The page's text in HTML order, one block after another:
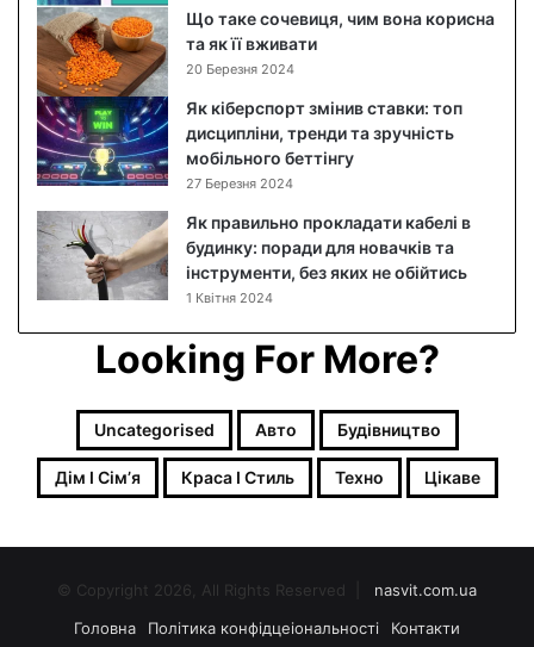
п
о
к
р
о
к
о
в
и
й
р
е
е
о
Що таке сочевиця, чим вона корисна
та як її вживати
20 Березня 2024
Як кіберспорт змінив ставки: топ
дисципліни, тренди та зручність
мобільного беттінгу
27 Березня 2024
Як правильно прокладати кабелі в
будинку: поради для новачків та
інструменти, без яких не обійтись
1 Квітня 2024
Looking For More?
Uncategorised Авто Будівництво
Дім І Сімʼя Краса І Стиль Техно Цікаве
© Copyright 2026, All Rights Reserved |
nasvit.com.ua
Головна
Політика конфідцеіональності Контакти